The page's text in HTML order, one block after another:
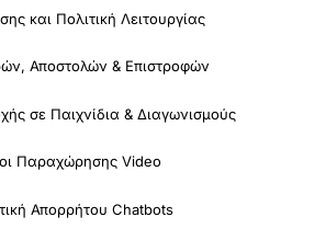
και Πολιτική Λειτουργίας
Αποστολών & Επιστροφών
σε Παιχνίδια & Διαγωνισμούς
Παραχώρησης Video
Απορρήτου Chatbots